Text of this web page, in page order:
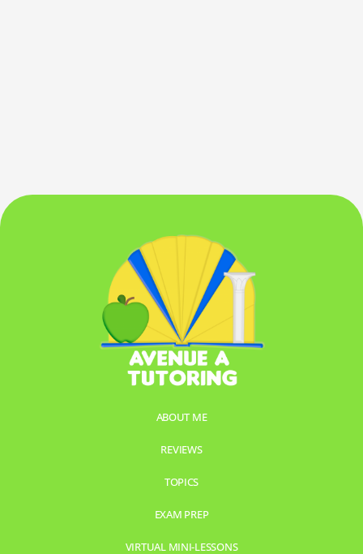
ABOUT ME
REVIEWS
TOPICS
EXAM PREP
VIRTUAL MINI-LESSONS